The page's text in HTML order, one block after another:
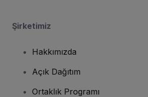
Şirketimiz
Hakkımızda
Açık Dağıtım
Ortaklık Programı